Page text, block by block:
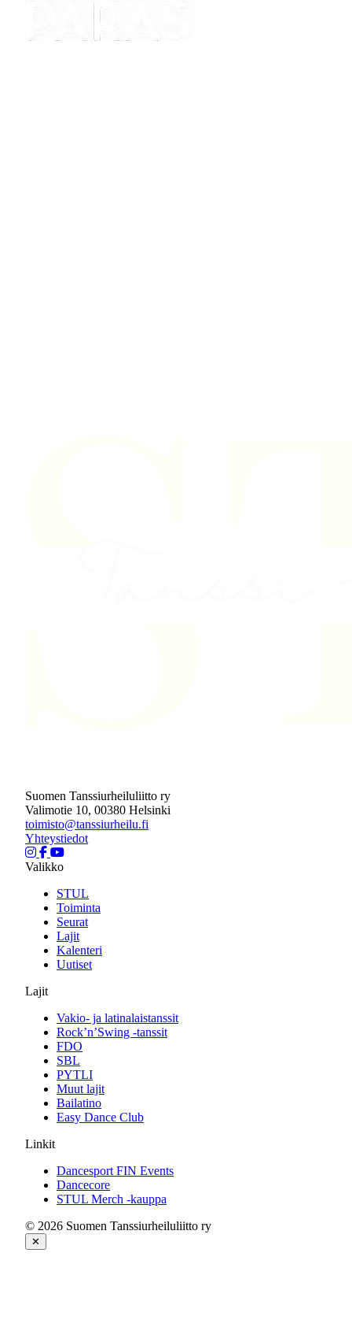
Suomen Tanssiurheiluliitto ry
Valimotie 10, 00380 Helsinki
toimisto@tanssiurheilu.fi
Yhteystiedot
Valikko
STUL
Toiminta
Seurat
Lajit
Kalenteri
Uutiset
Lajit
Vakio- ja latinalaistanssit
Rock’n’Swing -tanssit
FDO
SBL
PYTLI
Muut lajit
Bailatino
Easy Dance Club
Linkit
Dancesport FIN Events
Dancecore
STUL Merch -kauppa
© 2026 Suomen Tanssiurheiluliitto ry
✕